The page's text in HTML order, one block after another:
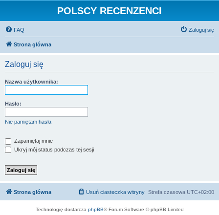
POLSCY RECENZENCI
FAQ Zaloguj się
Strona główna
Zaloguj się
Nazwa użytkownika:
Hasło:
Nie pamiętam hasła
Zapamiętaj mnie
Ukryj mój status podczas tej sesji
Strona główna Strefa czasowa UTC+02:00
Usuń ciasteczka witryny
Technologię dostarcza phpBB® Forum Software © phpBB Limited